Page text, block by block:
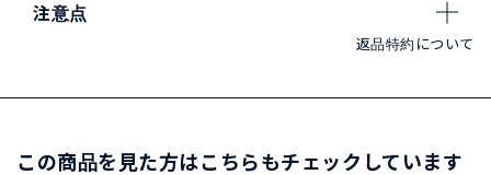
注意点
返品特約について
この商品を見た方はこちらもチェックしています